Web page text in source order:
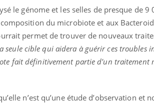
le génome et les selles de presque de
composition du microbiote et aux
permet de trouver de nouveaux
seule cible qui aidera à guérir ces troubles
fait définitivement partie d'un traitement
n’est qu’une étude d’observation et